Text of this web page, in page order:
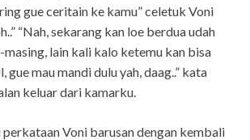
gue ceritain ke kamu” celetuk Voni
“Nah, sekarang kan loe berdua udah
masing, lain kali kalo ketemu kan bisa
gue mau mandi dulu yah, daag..” kata
keluar dari kamarku.
Voni barusan dengan kembali